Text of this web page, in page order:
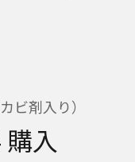
剤入り）
入